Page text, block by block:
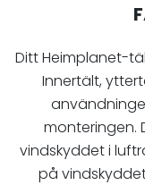
Ditt Heimplanet-
Innertält,
monteringen.
vindskyddet i
på